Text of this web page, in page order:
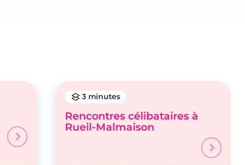
3 minutes
Rencontres célibataires à
Rueil-Malmaison